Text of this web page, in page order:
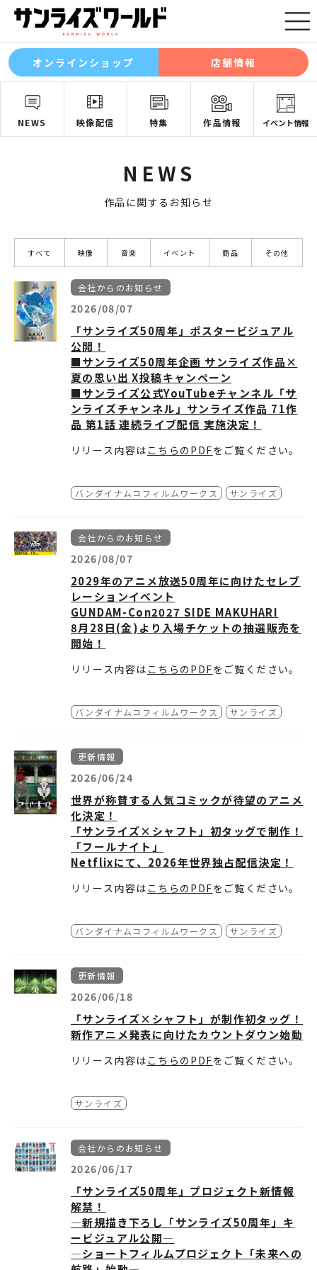
オンラインショップ 店舗情報
NEWS 映像配信 特集 作品情報 イベント情報
NEWS
作品に関するお知らせ
すべて 映像 音楽 イベント 商品 その他
会社からのお知らせ
2026/08/07
「サンライズ50周年」ポスタービジュアル
公開！
■サンライズ50周年企画 サンライズ作品×
夏の思い出 X投稿キャンペーン
■サンライズ公式YouTubeチャンネル「サ
ンライズチャンネル」サンライズ作品 71作
品 第1話 連続ライブ配信 実施決定！
リリース内容は こちらのPDFをご覧ください。
バンダイナムコフィルムワークス サンライズ
会社からのお知らせ
2026/08/07
2029年のアニメ放送50周年に向けたセレブ
レーションイベント
GUNDAM-Con2027 SIDE MAKUHARI
8月28日(金)より入場チケットの抽選販売を
開始！
リリース内容は こちらのPDFをご覧ください。
バンダイナムコフィルムワークス サンライズ
更新情報
2026/06/24
世界が称賛する人気コミックが待望のアニメ
化決定！
「サンライズ×シャフト」初タッグで制作！
「フールナイト」
Netflixにて、2026年世界独占配信決定！
リリース内容は こちらのPDFをご覧ください。
バンダイナムコフィルムワークス サンライズ
更新情報
2026/06/18
「サンライズ×シャフト」が制作初タッグ！
新作アニメ発表に向けたカウントダウン始動
リリース内容は こちらのPDFをご覧ください。
サンライズ
会社からのお知らせ
2026/06/17
「サンライズ50周年」プロジェクト新情報
解禁！
―新規描き下ろし「サンライズ50周年」キ
ービジュアル公開―
―ショートフィルムプロジェクト「未来への